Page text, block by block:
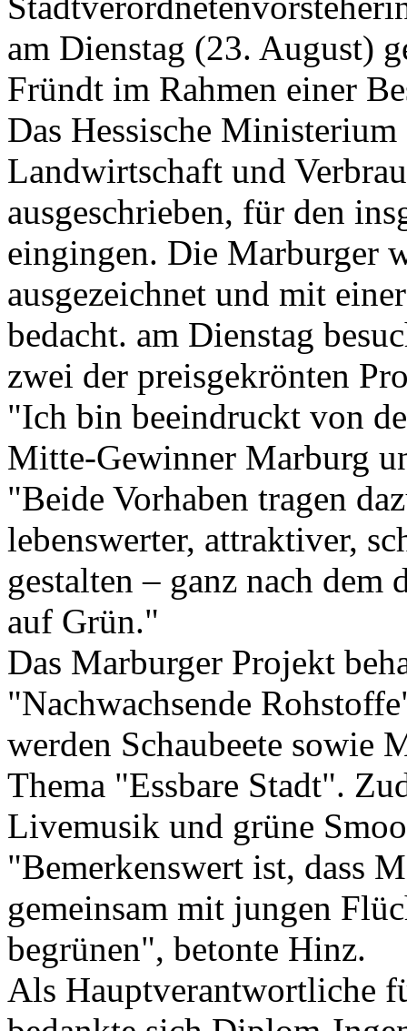
am Dienstag (23. August)
Fründt im Rahmen einer
Das Hessische
Landwirtschaft und
ausgeschrieben, für den
eingingen. Die Marburger
ausgezeichnet und mit
bedacht. am Dienstag
zwei der preisgekrönten
"Ich bin beeindruckt von
Mitte-Gewinner Marburg
"Beide Vorhaben tragen
lebenswerter, attraktiver,
gestalten – ganz nach
auf Grün."
Das Marburger Projekt
"Nachwachsende
werden Schaubeete sowie
Thema "Essbare Stadt".
Livemusik und grüne
"Bemerkenswert ist, dass
gemeinsam mit jungen
begrünen", betonte Hinz.
Als Hauptverantwortliche